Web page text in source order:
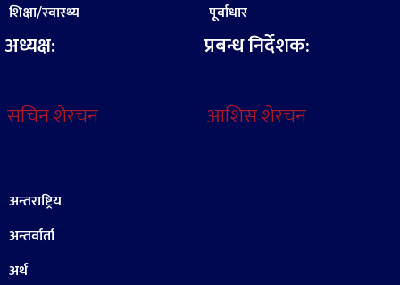
शिक्षा/स्वास्थ्य
अध्यक्ष:
सचिन शेरचन
पूर्वाधार
प्रबन्ध निर्देशक:
आशिस शेरचन
अन्तराष्ट्रिय
अन्तर्वार्ता
अर्थ